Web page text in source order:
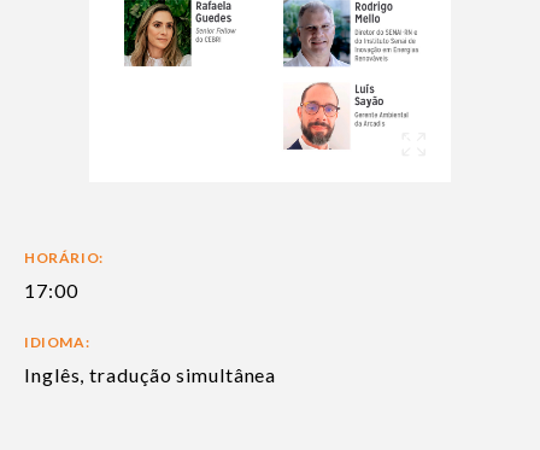
HORÁRIO:
17:00
IDIOMA:
Inglês, tradução simultânea